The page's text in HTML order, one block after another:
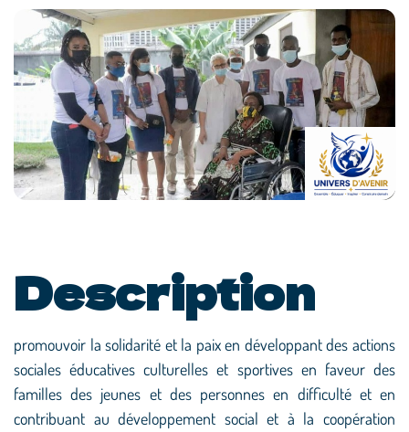
Description
promouvoir la solidarité et la paix en développant des actions
sociales éducatives culturelles et sportives en faveur des
familles des jeunes et des personnes en difficulté et en
contribuant au développement social et à la coopération